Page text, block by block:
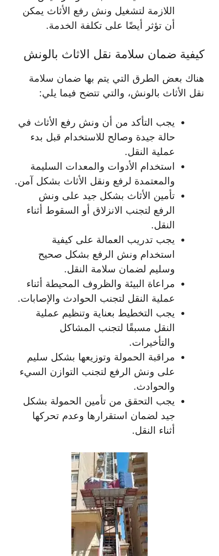
اللازمة لتشغيل ونش رفع الأثاث يمكن
أن تؤثر أيضًا على تكلفة الخدمة.
كيفية ضمان سلامة نقل الاثاث بالونش
هناك بعض الطرق التي يتم بها ضمان سلامة
نقل الأثاث بالونش، والتي تتضح فيما يلي:
يجب التأكد من أن ونش رفع الأثاث في
حالة جيدة وصالح للاستخدام قبل بدء
عملية النقل.
استخدام الأدوات والمعدات السليمة
والمعتمدة لرفع ونقل الأثاث بشكل آمن.
تأمين الأثاث بشكل جيد على ونش
الرفع لتجنب الانزلاق أو السقوط أثناء
النقل.
يجب تدريب العمالة على كيفية
استخدام ونش الرفع بشكل صحيح
وسليم لضمان سلامة النقل.
مراعاة البيئة والظروف المحيطة أثناء
عملية النقل لتجنب الحوادث والإصابات.
يجب التخطيط بعناية وتنظيم عملية
النقل مسبقًا لتجنب المشاكل
والتأخيرات.
مراقبة الحمولة وتوزيعها بشكل سليم
على ونش الرفع لتجنب التوازن السيء
والحوادث.
يجب التحقق من تأمين الحمولة بشكل
جيد لضمان استقرارها وعدم تحركها
أثناء النقل.